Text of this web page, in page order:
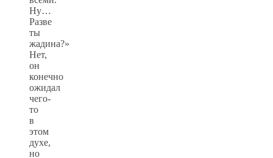
Ну…
Разве
ты
жадина?»
Нет,
он
конечно
ожидал
чего-
то
в
этом
духе,
но